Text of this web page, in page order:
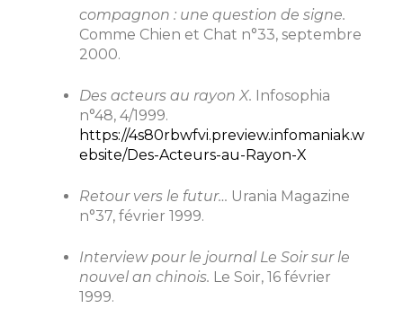
compagnon : une question de signe.
Comme Chien et Chat n°33, septembre
2000.
Des acteurs au rayon X. Infosophia
n°48, 4/1999.
https://4s80rbwfvi.preview.infomaniak.w
ebsite/Des-Acteurs-au-Rayon-X
Retour vers le futur… Urania Magazine
n°37, février 1999.
Interview pour le journal Le Soir sur le
nouvel an chinois. Le Soir, 16 février
1999.